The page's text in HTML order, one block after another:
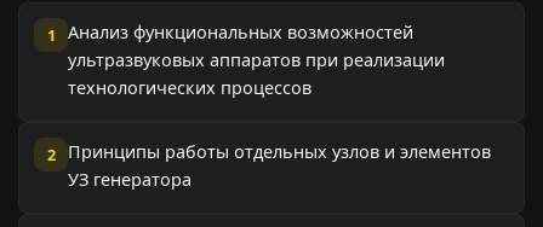
1
Анализ функциональных возможностей
ультразвуковых аппаратов при реализации
технологических процессов
2
Принципы работы отдельных узлов и элементов
УЗ генератора